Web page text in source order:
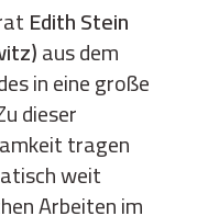
Edith Stein
aus dem
in eine große
dieser
tragen
weit
Arbeiten im